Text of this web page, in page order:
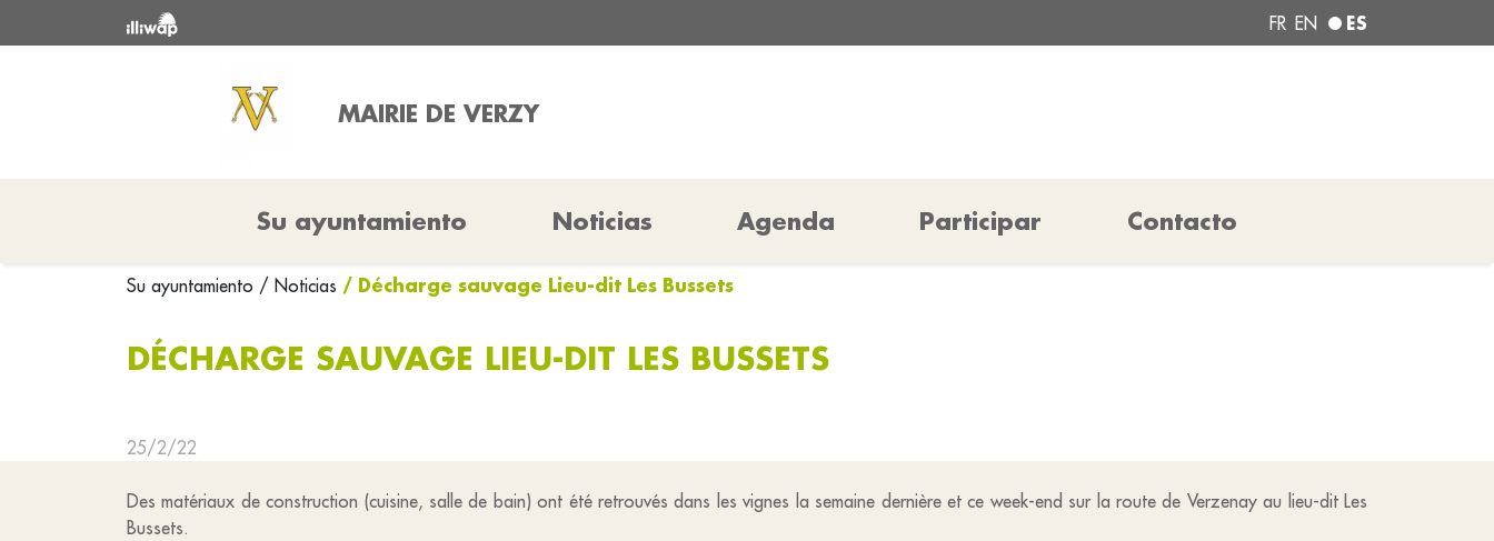
FR EN ES
MAIRIE DE VERZY
Su ayuntamiento Noticias Agenda Participar Contacto
Su ayuntamiento / Noticias / Décharge sauvage Lieu-dit Les Bussets
DÉCHARGE SAUVAGE LIEU-DIT LES BUSSETS
25/2/22
Des matériaux de construction (cuisine, salle de bain) ont été retrouvés dans les vignes la semaine dernière et ce week-end sur la route de Verzenay au lieu-dit Les
Bussets.